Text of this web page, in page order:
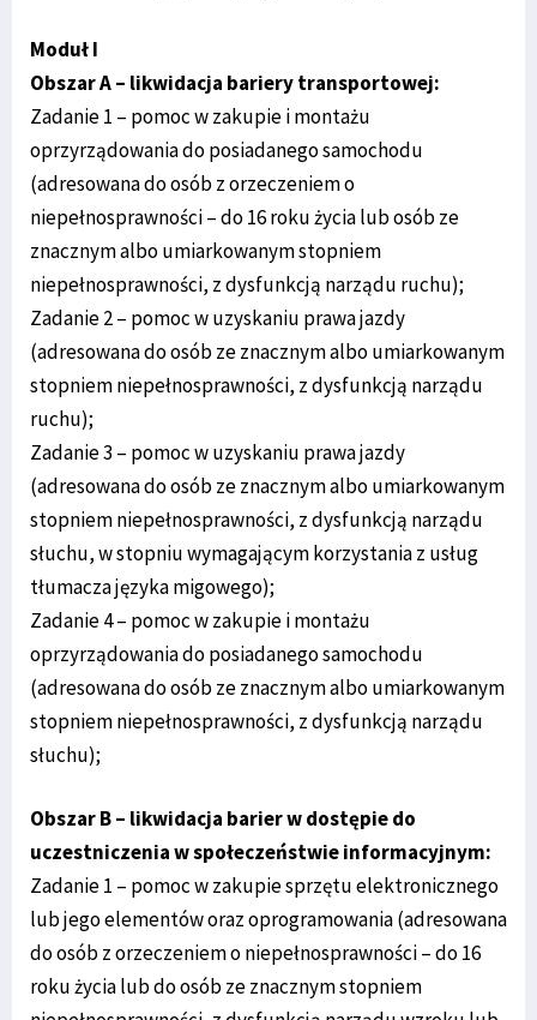
Moduł I
Obszar A – likwidacja bariery transportowej:
Zadanie 1 – pomoc w zakupie i montażu
oprzyrządowania do posiadanego samochodu
(adresowana do osób z orzeczeniem o
niepełnosprawności – do 16 roku życia lub osób ze
znacznym albo umiarkowanym stopniem
niepełnosprawności, z dysfunkcją narządu ruchu);
Zadanie 2 – pomoc w uzyskaniu prawa jazdy
(adresowana do osób ze znacznym albo umiarkowanym
stopniem niepełnosprawności, z dysfunkcją narządu
ruchu);
Zadanie 3 – pomoc w uzyskaniu prawa jazdy
(adresowana do osób ze znacznym albo umiarkowanym
stopniem niepełnosprawności, z dysfunkcją narządu
słuchu, w stopniu wymagającym korzystania z usług
tłumacza języka migowego);
Zadanie 4 – pomoc w zakupie i montażu
oprzyrządowania do posiadanego samochodu
(adresowana do osób ze znacznym albo umiarkowanym
stopniem niepełnosprawności, z dysfunkcją narządu
słuchu);
Obszar B – likwidacja barier w dostępie do
uczestniczenia w społeczeństwie informacyjnym:
Zadanie 1 – pomoc w zakupie sprzętu elektronicznego
lub jego elementów oraz oprogramowania (adresowana
do osób z orzeczeniem o niepełnosprawności – do 16
roku życia lub do osób ze znacznym stopniem